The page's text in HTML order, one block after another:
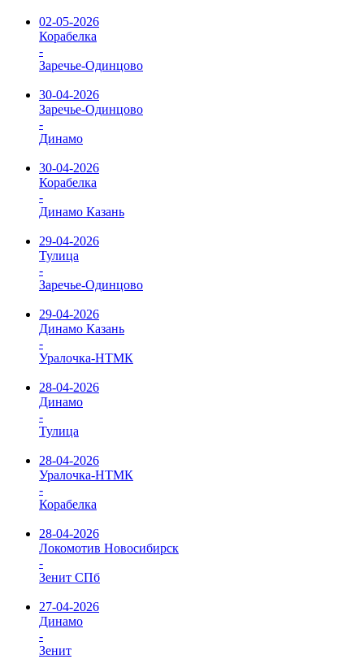
02-05-2026
Корабелка
-
Заречье-Одинцово
30-04-2026
Заречье-Одинцово
-
Динамо
30-04-2026
Корабелка
-
Динамо Казань
29-04-2026
Тулица
-
Заречье-Одинцово
29-04-2026
Динамо Казань
-
Уралочка-НТМК
28-04-2026
Динамо
-
Тулица
28-04-2026
Уралочка-НТМК
-
Корабелка
28-04-2026
Локомотив Новосибирск
-
Зенит СПб
27-04-2026
Динамо
-
Зенит